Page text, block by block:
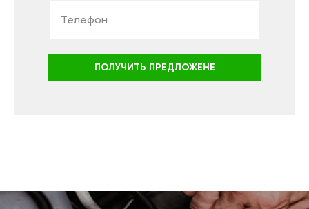
ПОЛУЧИТЬ ПРЕДЛОЖЕНЕ